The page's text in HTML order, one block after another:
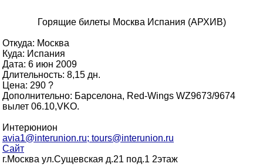
Горящие билеты Москва Испания (АРХИВ)
Откуда: Москва
Куда: Испания
Дата: 6 июн 2009
Длительность: 8,15 дн.
Цена: 290 ?
Дополнительно: Барселона, Red-Wings WZ9673/9674
вылет 06.10,VKO.
Интерюнион
avia1@interunion.ru; tours@interunion.ru
Сайт
г.Москва ул.Сущевская д.21 под.1 2этаж